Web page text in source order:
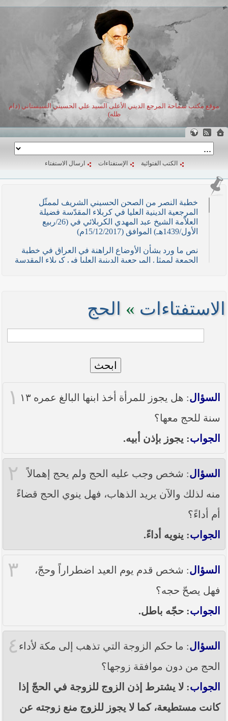
موقع مكتب سماحة المرجع الديني الأعلى السيد علي الحسيني السيستاني (دام
ظله)
الكتب الفتوائية الإستفتاءات ارسال الاستفتاء
خطبة النصر من الصحن الحسيني الشريف لممثّل
المرجعية الدينية العليا في كربلاء المقدّسة فضيلة
العلاّمة الشيخ عبد المهدي الكربلائي في (26/ربيع
الأول/1439هـ) الموافق (15/12/2017م)
نص ما ورد بشأن الأوضاع الراهنة في العراق في خطبة
الجمعة لممثل المرجعية الدينية العليا في كربلاء المقدسة
نص ما ورد بشأن الأوضاع الراهنة في العراق في خطبة
الجمعة لممثل المرجعية الدينية العليا في كربلاء المقدسة
نصّ ما ورد بشأن الوضع الراهن في العراق في خطبة
الجمعة التي ألقاها فضيلة العلاّمة السيد أحمد الصافي
هـ ) الموافق (4/ تموز / 2014م)
نصّ ما ورد بشأن الأوضاع الراهنة في العراق في خطبة
الجمعة التي ألقاها فضيلة العلاّمة السيد أحمد الصافي
1435هـ ) الموافق (20 / حزيران / 2014 م)
----- تصريح حول الأوضاع الراهنة في العراق
(14/06/2014) -----
ما ورد في خطبة الجمعة لممثل المرجعية الدينية العليا
في كربلاء المقدسة فضيلة العلاّمة الشيخ عبد المهدي
) بعد سيطرة (داعش) على مناطق واسعة في محافظتي
نينوى وصلاح الدين وإعلانها أنها تستهدف بقية
المحافظات
- في النجف الأشرف حول التطورات الأمنية الأخيرة في
محافظة نينوى
الاستفتاءات » الحج
ابحث
١ السؤال
: هل يجوز للمرأة أخذ ابنها البالغ عمره ١٣
سنة للحج معها؟
الجواب: يجوز بإذن أبيه.
٢ السؤال: شخص وجب عليه الحج ولم يحج إهمالاً
منه لذلك والآن يريد الذهاب، فهل ينوي الحج قضاءً
أم أداءً؟
الجواب: ينويه أداءً.
٣ السؤال: شخص قدم يوم العيد اضطراراً وحجّ،
فهل يصحّ حجه؟
الجواب: حجّه باطل.
٤ السؤال: ما حكم الزوجة التي تذهب إلى مكة لأداء
الحج من دون موافقة زوجها؟
الجواب: لا يشترط إذن الزوج للزوجة في الحجّ إذا
كانت مستطيعة، كما لا يجوز للزوج منع زوجته عن